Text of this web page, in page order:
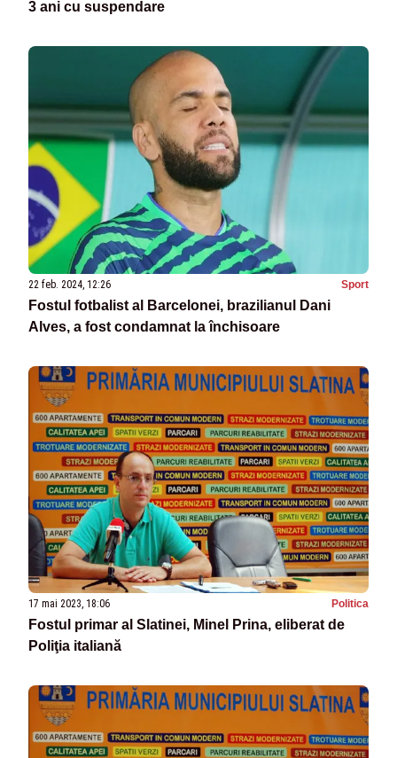
3 ani cu suspendare
22 feb. 2024, 12:26 Sport
Fostul fotbalist al Barcelonei, brazilianul Dani
Alves, a fost condamnat la închisoare
17 mai 2023, 18:06 Politica
Fostul primar al Slatinei, Minel Prina, eliberat de
Poliţia italiană